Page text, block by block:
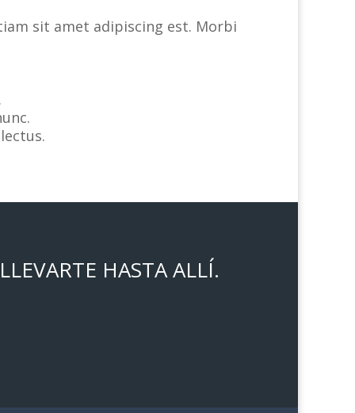
sit amet adipiscing est. Morbi
HASTA ALLÍ.